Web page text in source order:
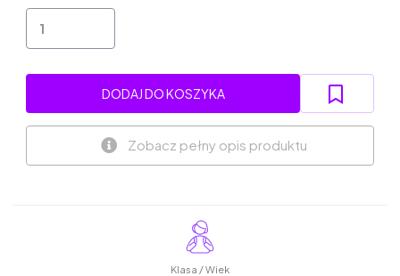
DODAJ DO KOSZYKA
Zobacz pełny opis produktu
Klasa / Wiek